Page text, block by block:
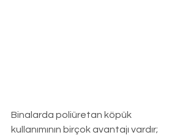
Binalarda poliüretan köpük
kullanımının birçok avantajı vardır;